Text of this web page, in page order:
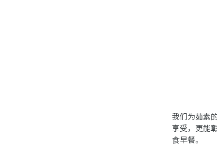
我们为茹素
享受，更能
食早餐。